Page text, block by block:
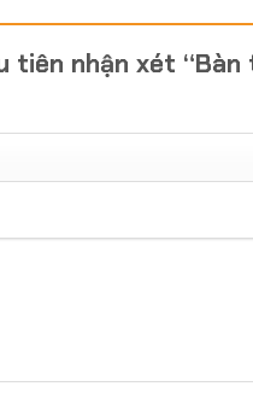
tiên nhận xét